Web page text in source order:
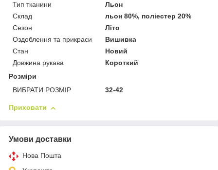
Тип тканини
Льон
Склад
льон 80%, поліестер 20%
Сезон
Літо
Оздоблення та прикраси
Вишивка
Стан
Новий
Довжина рукава
Короткий
Розміри
ВИБРАТИ РОЗМІР
32-42
Приховати
Умови доставки
Нова Пошта